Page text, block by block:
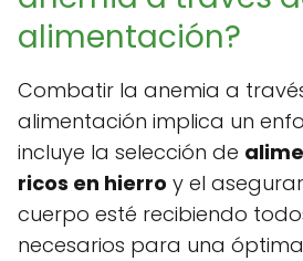
alimentación?
Combatir la anemia a
alimentación implica un
incluye la selección de
ricos en hierro y el
cuerpo esté recibiendo
necesarios para una